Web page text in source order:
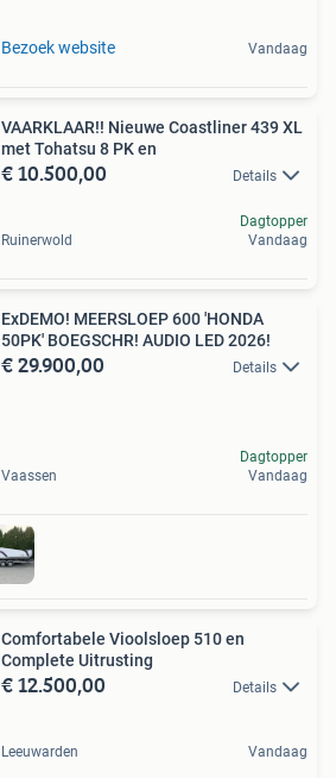
Bezoek website Vandaag
VAARKLAAR!! Nieuwe Coastliner 439 XL
met Tohatsu 8 PK en
€ 10.500,00 Details
Ruinerwold
Dagtopper
Vandaag
ExDEMO! MEERSLOEP 600 'HONDA
50PK' BOEGSCHR! AUDIO LED 2026!
€ 29.900,00 Details
Vaassen
Dagtopper
Vandaag
Comfortabele Vioolsloep 510 en
Complete Uitrusting
€ 12.500,00 Details
Leeuwarden Vandaag